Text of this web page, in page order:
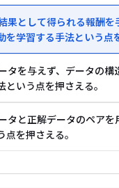
果として得られる報酬
を学習する手法という点
タを与えず、データの構
という点を押さえる。
タと正解データのペアを
点を押さえる。